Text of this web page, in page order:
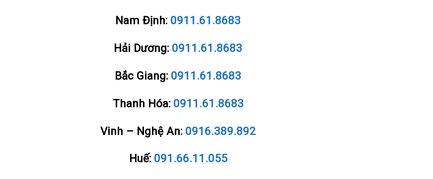
Nam Định: 0911.61.8683
Hải Dương: 0911.61.8683
Bắc Giang: 0911.61.8683
Thanh Hóa: 0911.61.8683
Vinh – Nghệ An: 0916.389.892
Huế: 091.66.11.055